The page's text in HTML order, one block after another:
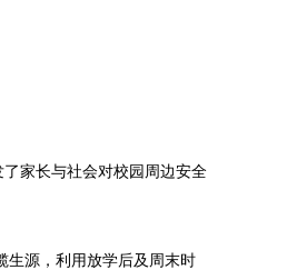
家长与社会对校园周边安全
生源，利用放学后及周末时